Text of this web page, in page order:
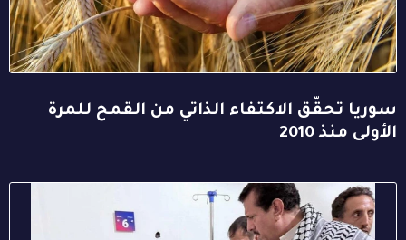
سوريا تحقّق الاكتفاء الذاتي من القمح للمرة
الأولى منذ 2010